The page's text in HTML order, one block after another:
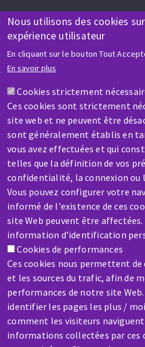
Nous utilisons des cookies
expérience utilisateur
En cliquant sur le bouton Tout
En savoir plus
Cookies strictement
Ces cookies sont strictement
site web et ne peuvent être
sont généralement établis en
vous avez effectuées et qui
telles que la définition de vos
confidentialité, la connexion ou
Vous pouvez configurer votre
informé de l'existence de ces
site Web peuvent être
information d’identification
Cookies de performances
Ces cookies nous permettent
et les sources du trafic, afin de
performances de notre site
identifier les pages les plus /
comment les visiteurs
informations collectées par ces
au